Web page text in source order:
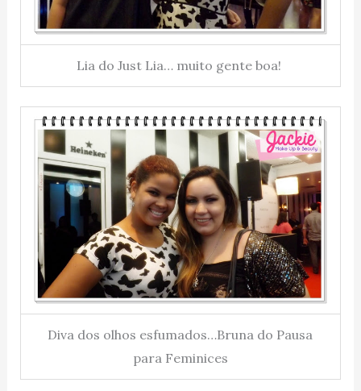
Lia do Just Lia… muito gente boa!
Diva dos olhos esfumados…Bruna do Pausa
para Feminices